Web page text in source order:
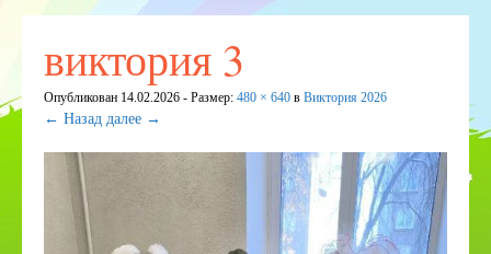
Новости
Приём детей в детский сад
ДЕЖУРНЫЕ ГРУППЫ
Странички педагогов
Дистанционное образование
виктория 3
Опубликован 14.02.2026 - Размер: 480 × 640 в Виктория 2026
← Назад далее →